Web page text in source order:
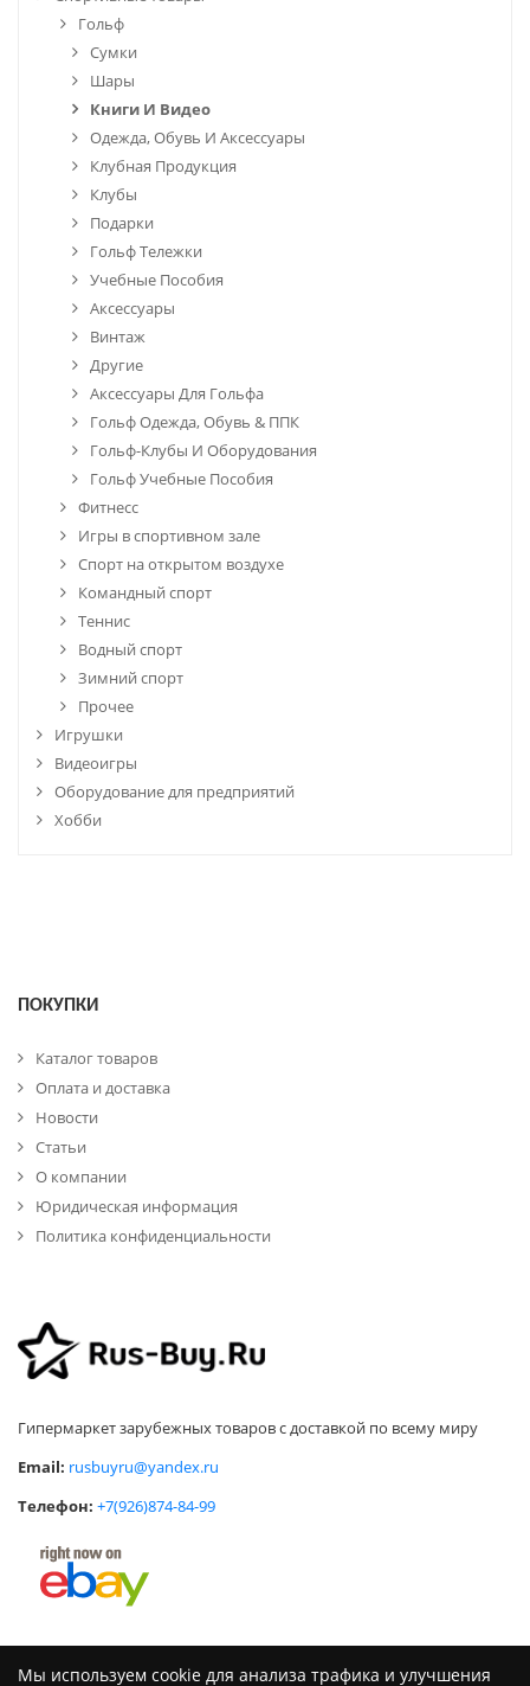
Гольф
Сумки
Шары
Книги И Видео
Одежда, Обувь И Аксессуары
Клубная Продукция
Клубы
Подарки
Гольф Тележки
Учебные Пособия
Аксессуары
Винтаж
Другие
Аксессуары Для Гольфа
Гольф Одежда, Обувь & ППК
Гольф-Клубы И Оборудования
Гольф Учебные Пособия
Фитнесс
Игры в спортивном зале
Спорт на открытом воздухе
Командный спорт
Теннис
Водный спорт
Зимний спорт
Прочее
Игрушки
Видеоигры
Оборудование для предприятий
Хобби
ПОКУПКИ
Каталог товаров
Оплата и доставка
Новости
Статьи
О компании
Юридическая информация
Политика конфиденциальности
Гипермаркет зарубежных товаров с доставкой по всему миру
Email: rusbuyru@yandex.ru
Телефон: +7(926)874-84-99
Мы используем cookie для анализа трафика и улучшения